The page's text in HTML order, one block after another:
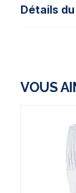
Détails
VOUS